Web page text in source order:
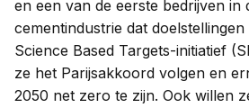
en een van de eerste bedrijven in
cementindustrie dat
Science Based Targets-initiatief
ze het Parijsakkoord volgen en
2050 net zero te zijn. Ook willen